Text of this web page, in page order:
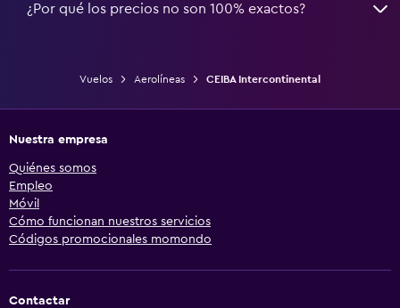
¿Por qué los precios no son 100% exactos?
Vuelos Aerolíneas CEIBA Intercontinental
Nuestra empresa
Quiénes somos
Empleo
Móvil
Cómo funcionan nuestros servicios
Códigos promocionales momondo
Contactar